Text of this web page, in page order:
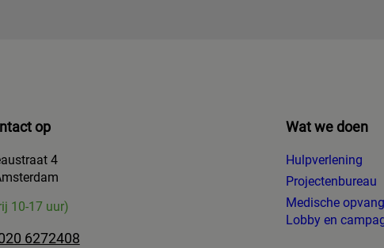
op
4
10-17 uur)
6272408
Wat we doen
Hulpverlening
Projectenbureau
Medische opvang
Lobby en